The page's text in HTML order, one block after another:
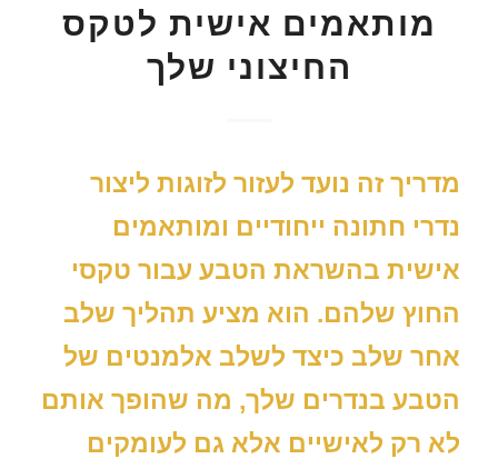
מותאמים אישית לטקס
החיצוני שלך
מדריך זה נועד לעזור לזוגות ליצור
נדרי חתונה ייחודיים ומותאמים
אישית בהשראת הטבע עבור טקסי
החוץ שלהם. הוא מציע תהליך שלב
אחר שלב כיצד לשלב אלמנטים של
הטבע בנדרים שלך, מה שהופך אותם
לא רק לאישיים אלא גם לעומקים